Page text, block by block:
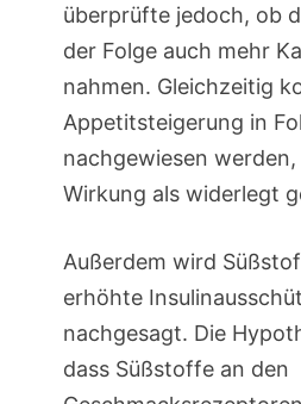
überprüfte jedoch, ob
der Folge auch mehr
nahmen. Gleichzeitig
Appetitsteigerung in
nachgewiesen werden,
Wirkung als widerlegt
Außerdem wird
erhöhte
nachgesagt. Die
dass Süßstoffe an den